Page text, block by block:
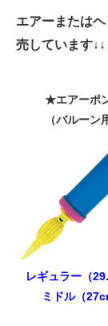
エアーまたは
売しています↓↓
★エアーポ
（バルーン
レギュラー（
ミドル（